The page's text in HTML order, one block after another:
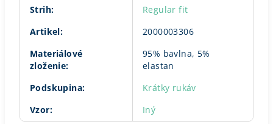
Strih:
Regular fit
Artikel:
2000003306
Materiálové
zloženie:
95% bavlna, 5%
elastan
Podskupina:
Krátky rukáv
Vzor: Iný